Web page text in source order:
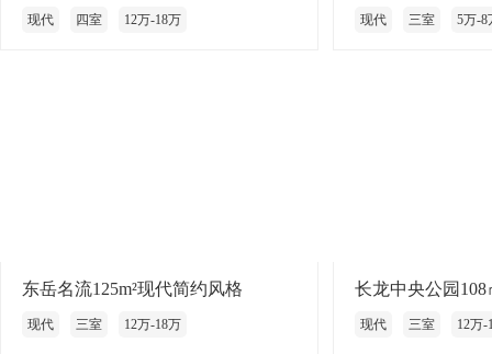
现代 四室 12万-18万 现代 三室 5万-8
东岳名流125m²现代简约风格
现代 三室 12万-18万
长龙中央公园
现代 三室 12万-